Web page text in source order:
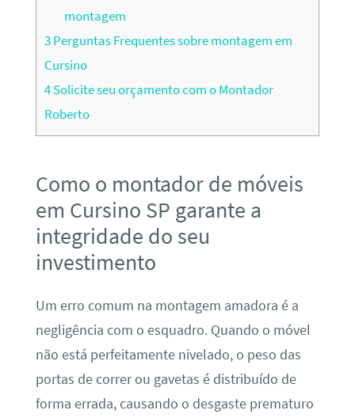
montagem
3Perguntas Frequentes sobre montagem em
Cursino
4Solicite seu orçamento com o Montador
Roberto
Como o montador de móveis
em Cursino SP garante a
integridade do seu
investimento
Um erro comum na montagem amadora é a
negligência com o esquadro. Quando o móvel
não está perfeitamente nivelado, o peso das
portas de correr ou gavetas é distribuído de
forma errada, causando o desgaste prematuro